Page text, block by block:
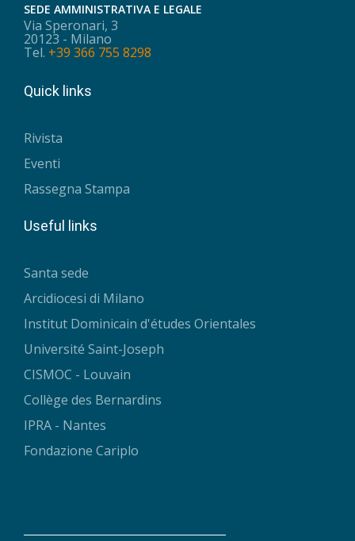
SEDE AMMINISTRATIVA E LEGALE
Via Speronari, 3
20123 - Milano
Tel. +39 366 755 8298
Quick links
Rivista
Eventi
Rassegna Stampa
Useful links
Santa sede
Arcidiocesi di Milano
Institut Dominicain d'études Orientales
Université Saint-Joseph
CISMOC - Louvain
Collège des Bernardins
IPRA - Nantes
Fondazione Cariplo